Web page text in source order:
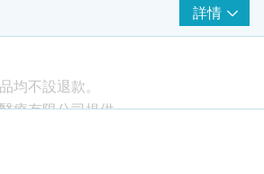
3D設計 透氣舒適
裁
安全處認證 (KFDA)
詳情
均不設退款。
療有限公司提供。
，傳承醫療有限公司及健康網購